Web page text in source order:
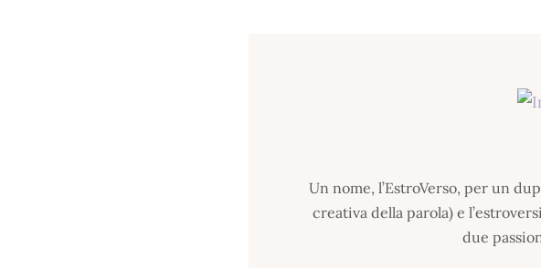
Un nome, l’EstroVerso, per un
creativa della parola) e
due